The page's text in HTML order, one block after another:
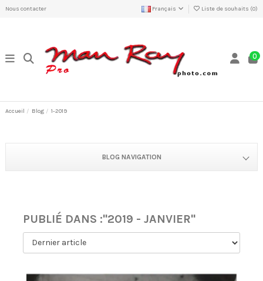
Nous contacter Français Liste de souhaits (0)
0
Accueil Blog 1-2019
BLOG NAVIGATION
PUBLIÉ DANS :"2019 - JANVIER"